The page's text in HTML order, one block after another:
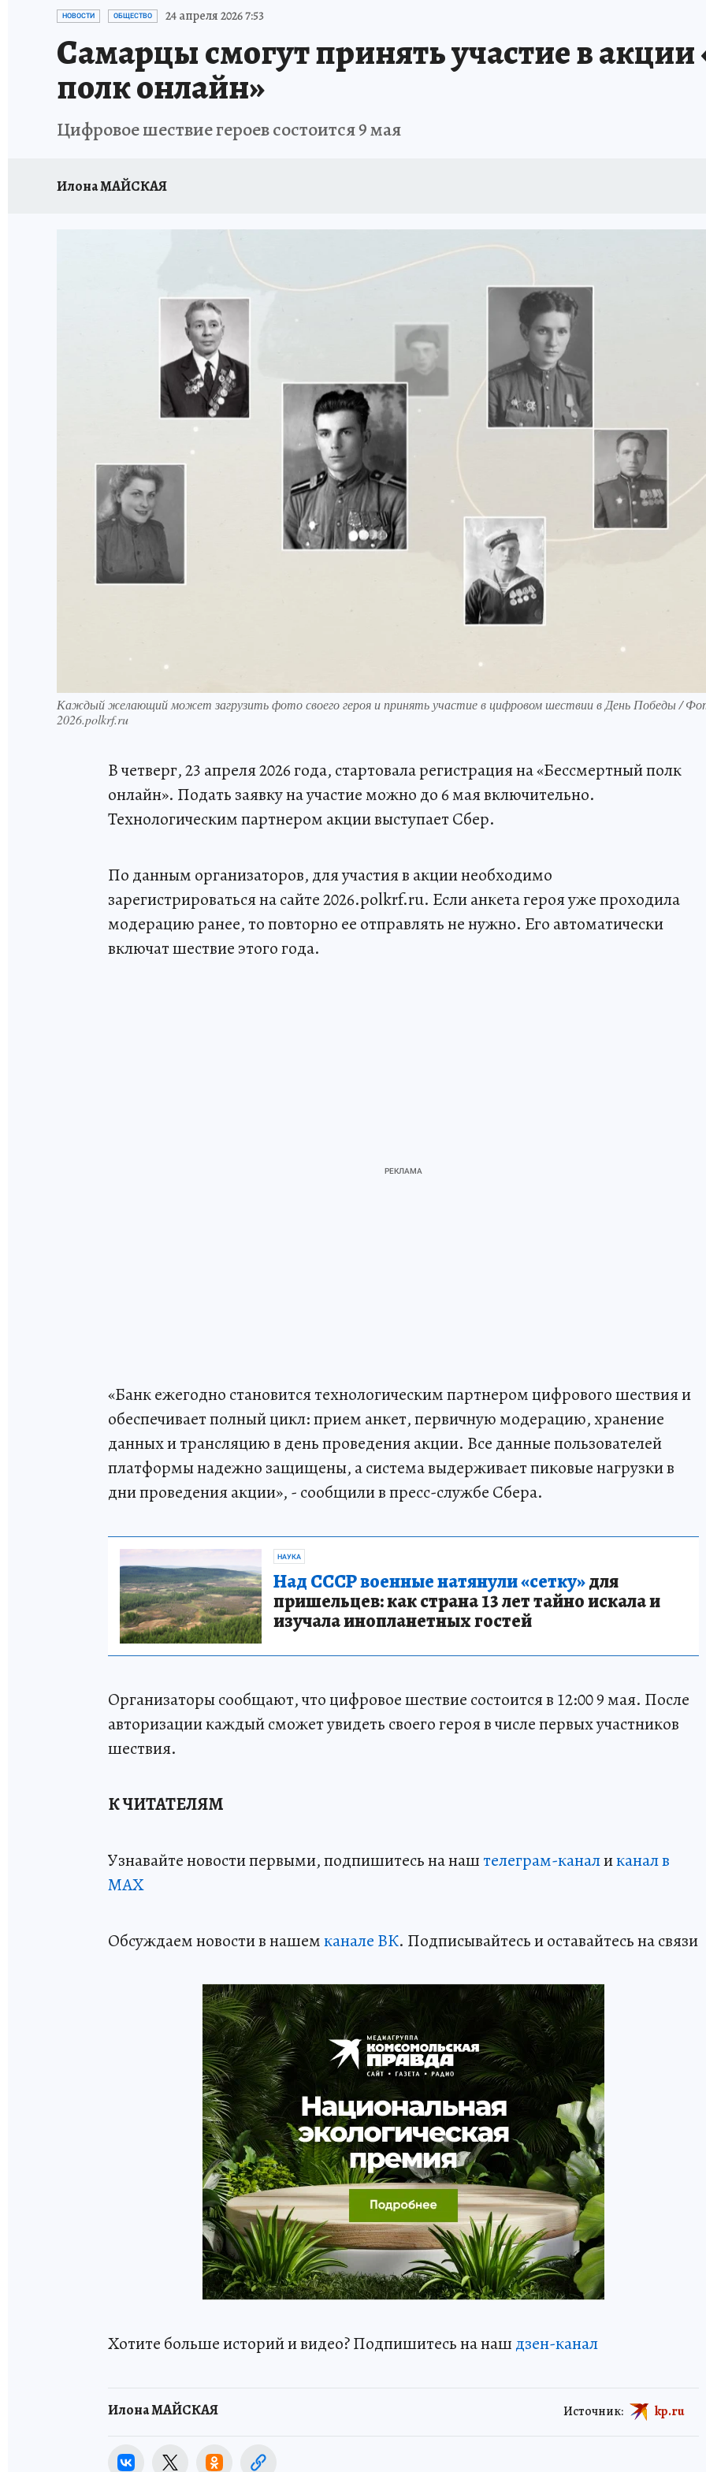
НАДЕЖНЫЕ РАБОТОДАТЕЛИ
НОВЫЙ ГОД В САМАРЕ КП В МАХ #ПОМОГАЕМВМЕСТЕ ДЕНЬ ГОРОДА В САМАРЕ 2025 ШТОРМ В САМАРЕ 20
КУЙБЫШЕВ - ФРОНТУ ИТОГИ ГОДА-2024
ЗАПОВЕДНАЯ РОССИЯ СЧАСТЬЕ В СЕМЬЕ ПРОИСШЕСТВИЯ
НОВОСТИ ОБЩЕСТВО 24 апреля 2026 7:53
Самарцы смогут принять участие в
полк онлайн»
Цифровое шествие героев состоится 9 мая
Илона МАЙСКАЯ
Каждый желающий может загрузить фото своего героя и принять участие в цифровом шествии в День Победы /
2026.polkrf.ru
В четверг, 23 апреля 2026 года, стартовала регистрация на «Бессмертный полк
онлайн». Подать заявку на участие можно до 6 мая включительно.
Технологическим партнером акции выступает Сбер.
По данным организаторов, для участия в акции необходимо
зарегистрироваться на сайте 2026.polkrf.ru. Если анкета героя уже проходила
модерацию ранее, то повторно ее отправлять не нужно. Его автоматически
включат шествие этого года.
«Банк ежегодно становится технологическим партнером цифрового шествия и
обеспечивает полный цикл: прием анкет, первичную модерацию, хранение
данных и трансляцию в день проведения акции. Все данные пользователей
платформы надежно защищены, а система выдерживает пиковые нагрузки в
дни проведения акции», - сообщили в пресс-службе Сбера.
НАУКА
Над СССР военные натянули «сетку»для
пришельцев: как страна 13 лет тайно искала и
изучала инопланетных гостей
Организаторы сообщают, что цифровое шествие состоится в 12:00 9 мая. После
авторизации каждый сможет увидеть своего героя в числе первых участников
шествия.
К ЧИТАТЕЛЯМ
Узнавайте новости первыми, подпишитесь на наштелеграм-каналиканал в
МАХ
Обсуждаем новости в нашемканале ВК. Подписывайтесь и оставайтесь на связи
Хотите больше историй и видео? Подпишитесь на наш дзен-канал
Илона МАЙСКАЯ Источник: kp.ru